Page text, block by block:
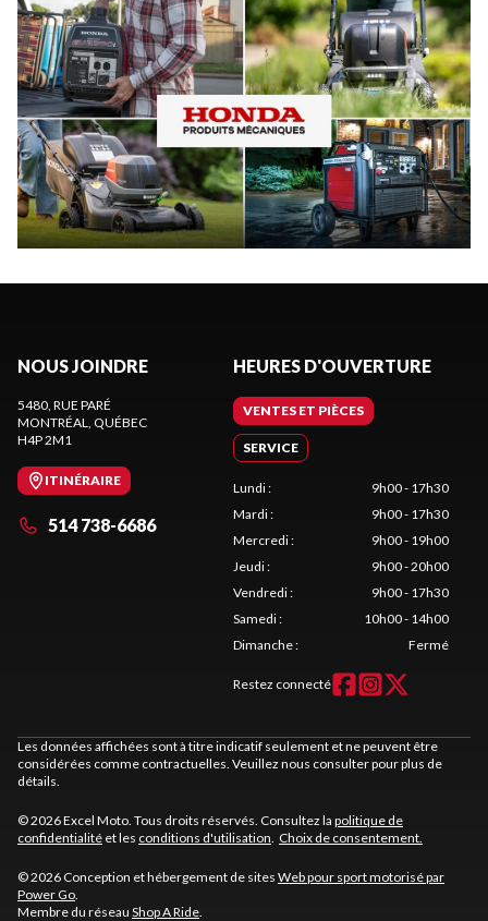
NOUS JOINDRE
5480, RUE PARÉ
MONTRÉAL, QUÉBEC
H4P 2M1
ITINÉRAIRE
514 738-6686
HEURES D'OUVERTURE
VENTES ET PIÈCES
SERVICE
Lundi:
9h00 - 17h30
Mardi:
9h00 - 17h30
Mercredi:
9h00 - 19h00
Jeudi:
9h00 - 20h00
Vendredi:
9h00 - 17h30
Samedi:
10h00 - 14h00
Dimanche: Fermé
Restez connecté
Les données affichées sont à titre indicatif seulement et ne peuvent être
considérées comme contractuelles. Veuillez nous consulter pour plus de
détails.
© 2026 Excel Moto. Tous droits réservés. Consultez la politique de
confidentialité et les conditions d'utilisation. Choix de consentement.
© 2026 Conception et hébergement de sites Web pour sport motorisé par
Power Go.
Membre du réseau Shop A Ride.